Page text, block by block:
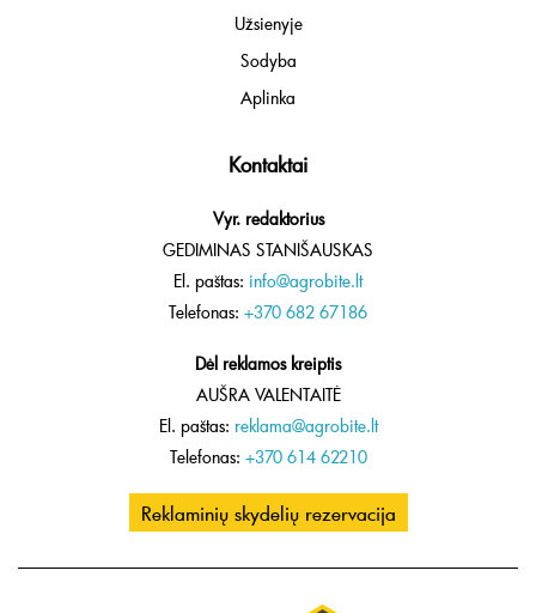
Užsienyje
Sodyba
Aplinka
Kontaktai
Vyr. redaktorius
GEDIMINAS STANIŠAUSKAS
El. paštas: info@agrobite.lt
Telefonas: +370 682 67186
Dėl reklamos kreiptis
AUŠRA VALENTAITĖ
El. paštas: reklama@agrobite.lt
Telefonas: +370 614 62210
Reklaminių skydelių rezervacija